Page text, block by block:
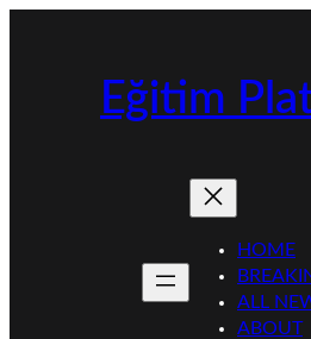
Eğitim
HOME
ALL
ABOUT